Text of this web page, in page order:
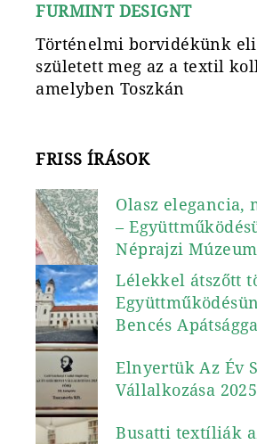
FURMINT DESIGNT
Történelmi borvidékünk
született meg az a textil
amelyben Toszkán
FRISS ÍRÁSOK
Olasz elegancia,
–
Néprajzi
Lélekkel átszőtt
Bencés
Elnyertük Az Év
Vállalkozása
Busatti textíliák